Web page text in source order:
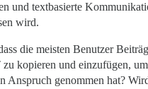
und textbasierte
wird.
die meisten Benutzer
kopieren und einzufügen,
genommen hat?